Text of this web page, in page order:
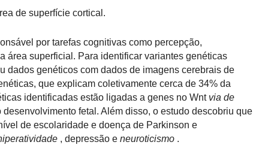
de superfície cortical.
por tarefas cognitivas como percepção,
área superficial. Para identificar variantes genéticas
dados genéticos com dados de imagens cerebrais de
que explicam coletivamente cerca de 34% da
identificadas estão ligadas a genes no Wntvia de
desenvolvimento fetal. Além disso, o estudo descobriu que
de escolaridade e doença de Parkinson e
, depressão e neuroticismo .